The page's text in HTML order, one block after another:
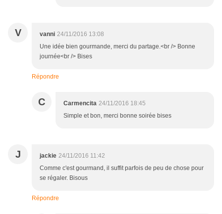
V vanni 24/11/2016 13:08
Une idée bien gourmande, merci du partage.<br /> Bonne
journée<br /> Bises
Répondre
C Carmencita 24/11/2016 18:45
Simple et bon, merci bonne soirée bises
J jackie 24/11/2016 11:42
Comme c'est gourmand, il suffit parfois de peu de chose pour
se régaler. Bisous
Répondre